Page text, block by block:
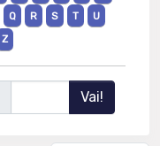
Q R S T
U
Z